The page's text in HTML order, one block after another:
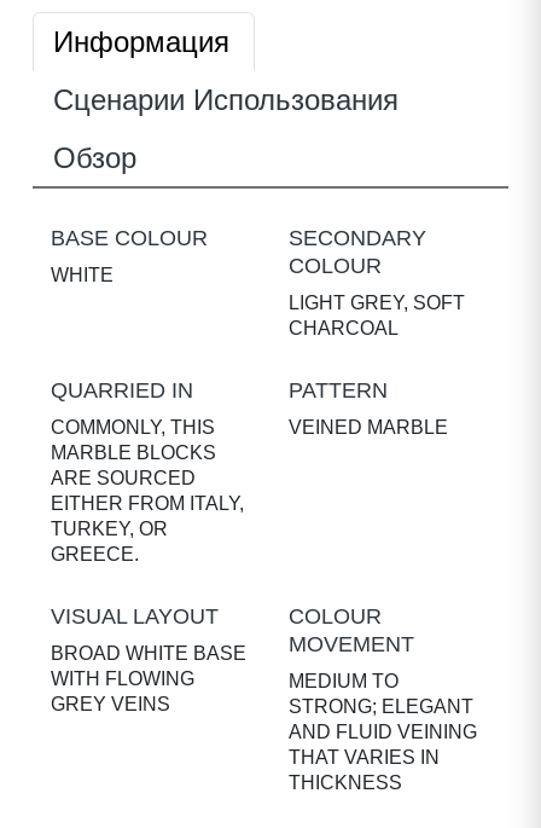
Информация
Сценарии Использования
Обзор
BASE COLOUR
WHITE
SECONDARY
COLOUR
LIGHT GREY, SOFT
CHARCOAL
QUARRIED IN
COMMONLY, THIS
MARBLE BLOCKS
ARE SOURCED
EITHER FROM ITALY,
TURKEY, OR
GREECE.
PATTERN
VEINED MARBLE
VISUAL LAYOUT
BROAD WHITE BASE
WITH FLOWING
GREY VEINS
COLOUR
MOVEMENT
MEDIUM TO
STRONG; ELEGANT
AND FLUID VEINING
THAT VARIES IN
THICKNESS